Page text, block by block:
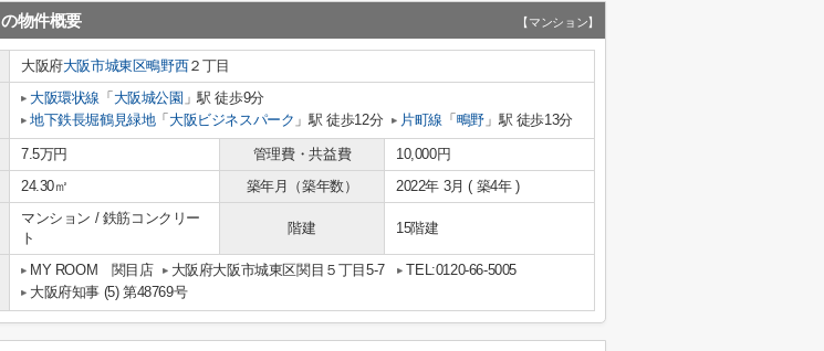
の物件概要 【マンション】
大阪府大阪市城東区鴫野西２丁目
大阪環状線 「 大阪城公園 」駅 徒歩9分
地下鉄長堀鶴見緑地「 大阪ビジネスパーク 」駅 徒歩12分 片町線 「 鴫野」駅 徒歩13分
7.5万円 管理費・共益費
10,000円
24.30㎡ 築年月（築年数） 2022年 3月 ( 築4年 )
マンション / 鉄筋コンクリー
ト
階建 15階建
MY ROOM 関目店 大阪府大阪市城東区関目５丁目5-7
TEL:0120-66-5005
大阪府知事 (5) 第48769号